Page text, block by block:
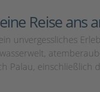
Reise ans
unvergessliches
Palau, einschließlich